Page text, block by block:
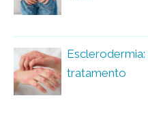
Esclerodermia:
tratamento